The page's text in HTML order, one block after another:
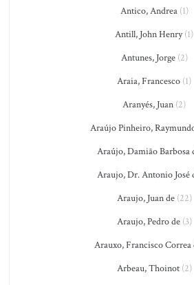
Antico, Andrea(1)
Antill, John Henry(1)
Antunes, Jorge(2)
Araia, Francesco (1)
Aranyés, Juan (2)
Araújo Pinheiro,
Araújo, Damião Barbosa
Araujo, Dr. Antonio José
Araujo, Juan de(22)
Araujo, Pedro de(3)
Arauxo, Francisco Correa
Arbeau, Thoinot(2)